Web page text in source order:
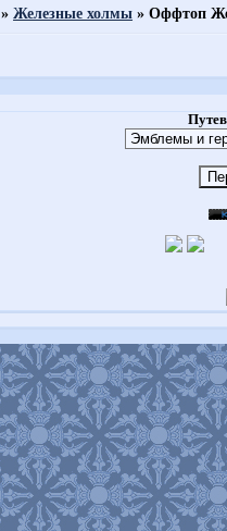
»Железные холмы »Оффтоп